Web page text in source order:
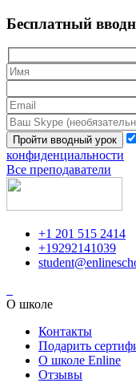
Бесплатный
конфиденциальности
Все преподаватели
+1 201 515 2414
+19292141039
О школе
Контакты
Подарить
О школе Enline
Отзывы